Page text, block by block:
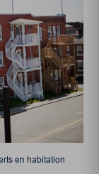
en habitation